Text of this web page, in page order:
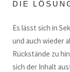
DIE
Es lässt sich in
und auch wieder
Rückstände zu
sich der Inhalt